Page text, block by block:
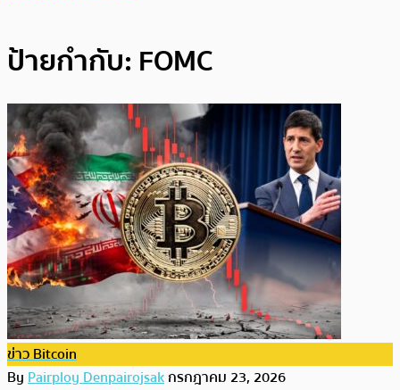
ป้ายกำกับ: FOMC
ข่าว Bitcoin
ByPairploy Denpairojsakกรกฎาคม 23, 2026